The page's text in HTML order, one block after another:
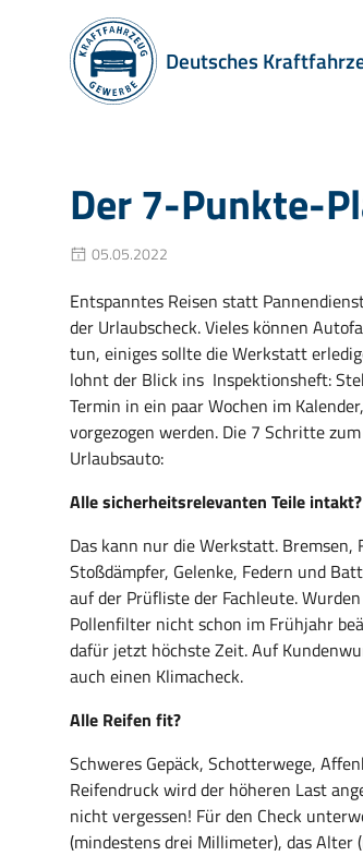
Deutsches
Der 7-Punkte-
05.05.2022
Entspanntes Reisen statt
der Urlaubscheck. Vieles können
tun, einiges sollte die Werkstatt
lohnt der Blick ins Inspektionsheft:
Termin in ein paar Wochen im
vorgezogen werden. Die 7 Schritte
Urlaubsauto:
Alle sicherheitsrelevanten Teile intakt?
Das kann nur die Werkstatt. Bremsen,
Stoßdämpfer, Gelenke, Federn und
auf der Prüfliste der Fachleute.
Pollenfilter nicht schon im Frühjahr
dafür jetzt höchste Zeit. Auf
auch einen Klimacheck.
Alle Reifen fit?
Schweres Gepäck, Schotterwege,
Reifendruck wird der höheren Last
nicht vergessen! Für den Check
(mindestens drei Millimeter), das Alter